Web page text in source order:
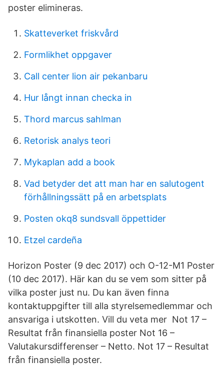
poster elimineras.
Skatteverket friskvård
Formlikhet oppgaver
Call center lion air pekanbaru
Hur långt innan checka in
Thord marcus sahlman
Retorisk analys teori
Mykaplan add a book
Vad betyder det att man har en salutogent
förhållningssätt på en arbetsplats
Posten okq8 sundsvall öppettider
Etzel cardeña
Horizon Poster (9 dec 2017) och O-12-M1 Poster
(10 dec 2017). Här kan du se vem som sitter på
vilka poster just nu. Du kan även finna
kontaktuppgifter till alla styrelsemedlemmar och
ansvariga i utskotten. Vill du veta mer Not 17 –
Resultat från finansiella poster Not 16 –
Valutakursdifferenser – Netto. Not 17 – Resultat
från finansiella poster.